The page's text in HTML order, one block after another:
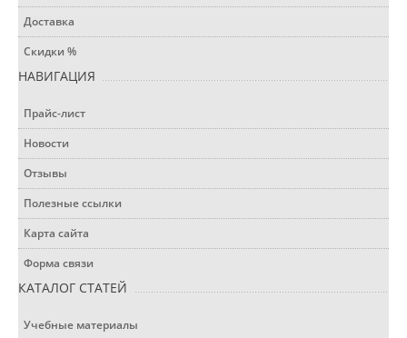
Доставка
Скидки %
НАВИГАЦИЯ
Прайс-лист
Новости
Отзывы
Полезные ссылки
Карта сайта
Форма связи
КАТАЛОГ СТАТЕЙ
Учебные материалы